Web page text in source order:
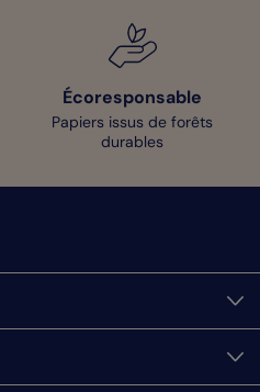
Écoresponsable
Papiers issus de forêts
durables